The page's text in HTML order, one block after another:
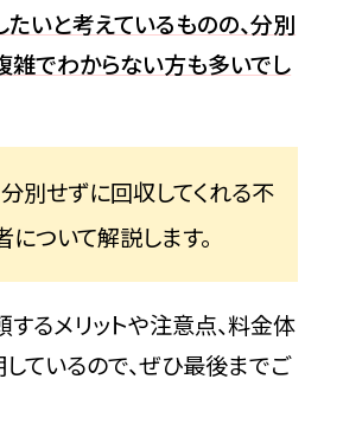
いと考えているものの、分別
でわからない方も多いでし
別せずに回収してくれる不
ついて解説します。
るメリットや注意点、料金体
ているので、ぜひ最後までご